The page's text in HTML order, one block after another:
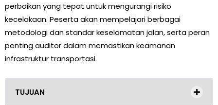
perbaikan yang tepat untuk mengurangi risiko
kecelakaan. Peserta akan mempelajari berbagai
metodologi dan standar keselamatan jalan, serta peran
penting auditor dalam memastikan keamanan
infrastruktur transportasi.
TUJUAN